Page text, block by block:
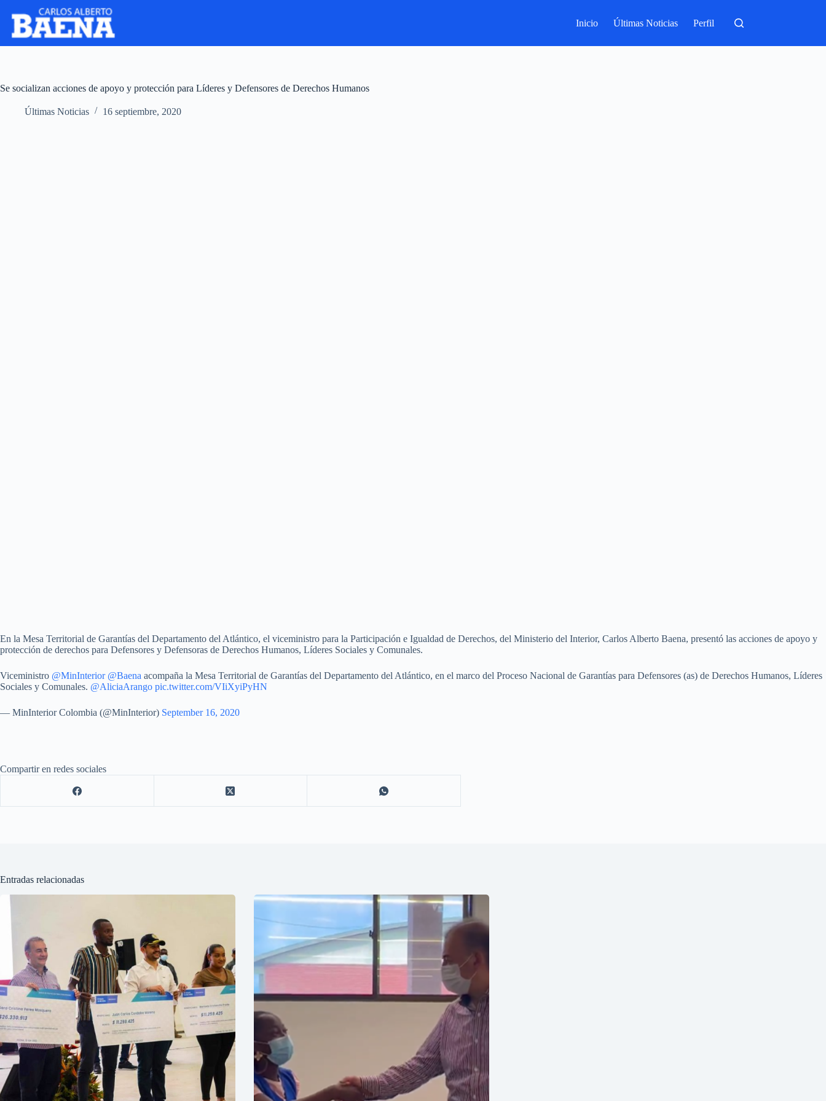
Inicio Últimas Noticias Perfil
Se socializan acciones de apoyo y protección para Líderes y Defensores de Derechos Humanos
Últimas Noticias 16 septiembre, 2020
En la Mesa Territorial de Garantías del Departamento del Atlántico, el viceministro para la Participación e Igualdad de Derechos, del Ministerio del Interior, Carlos Alberto Baena, presentó las acciones de apoyo y
protección de derechos para Defensores y Defensoras de Derechos Humanos, Líderes Sociales y Comunales.
Viceministro @MinInterior @Baena acompaña la Mesa Territorial de Garantías del Departamento del Atlántico, en el marco del Proceso Nacional de Garantías para Defensores (as) de Derechos Humanos, Líderes
Sociales y Comunales. @AliciaArango pic.twitter.com/VIiXyiPyHN
— MinInterior Colombia (@MinInterior) September 16, 2020
Compartir en redes sociales
Entradas relacionadas